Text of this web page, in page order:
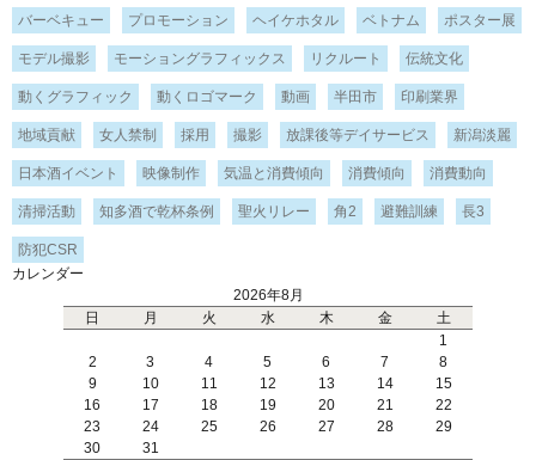
バーベキュー プロモーション ヘイケホタル ベトナム ポスター展
モデル撮影 モーショングラフィックス リクルート 伝統文化
動くグラフィック 動くロゴマーク 動画 半田市 印刷業界
地域貢献 女人禁制 採用 撮影 放課後等デイサービス 新潟淡麗
日本酒イベント 映像制作 気温と消費傾向 消費傾向 消費動向
清掃活動 知多酒で乾杯条例 聖火リレー 角2 避難訓練 長3
防犯CSR
カレンダー
2026年8月
日
月 火 水 木 金 土
1
2
3 4 5 6 7
8
9
10 11 12 13 14
15
16
17 18 19 20 21
22
23
24 25 26 27 28
29
30
31